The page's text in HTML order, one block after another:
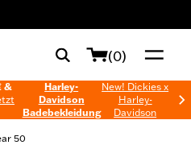
(0)
&
Harley-
Davidson
Badebekleidung
New! Dickies x
Harley-
Davidson
50